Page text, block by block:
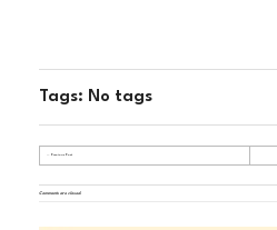
Tags: No tags
Previous Post
Comments are closed.